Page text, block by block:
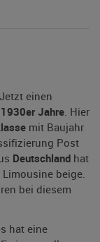
einen
1930er Jahre. Hier
mit Baujahr
Post
Deutschland hat
beige.
bei diesem
hat eine